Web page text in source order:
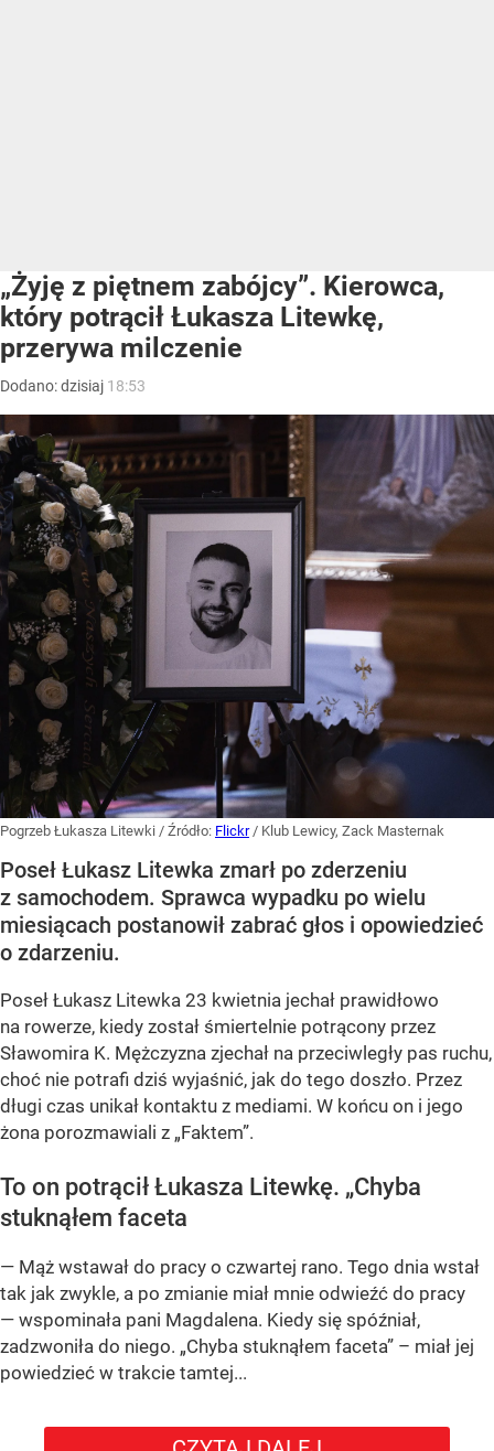
„Żyję z piętnem zabójcy”. Kierowca,
który potrącił Łukasza Litewkę,
przerywa milczenie
Dodano:dzisiaj 18:53
Pogrzeb Łukasza Litewki / Źródło: Flickr / Klub Lewicy, Zack Masternak
Poseł Łukasz Litewka zmarł po zderzeniu
z samochodem. Sprawca wypadku po wielu
miesiącach postanowił zabrać głos i opowiedzieć
o zdarzeniu.
Poseł Łukasz Litewka 23 kwietnia jechał prawidłowo
na rowerze, kiedy został śmiertelnie potrącony przez
Sławomira K. Mężczyzna zjechał na przeciwległy pas ruchu,
choć nie potrafi dziś wyjaśnić, jak do tego doszło. Przez
długi czas unikał kontaktu z mediami. W końcu on i jego
żona porozmawiali z „Faktem”.
To on potrącił Łukasza Litewkę. „Chyba
stuknąłem faceta
— Mąż wstawał do pracy o czwartej rano. Tego dnia wstał
tak jak zwykle, a po zmianie miał mnie odwieźć do pracy
— wspominała pani Magdalena. Kiedy się spóźniał,
zadzwoniła do niego. „Chyba stuknąłem faceta” – miał jej
powiedzieć w trakcie tamtej...